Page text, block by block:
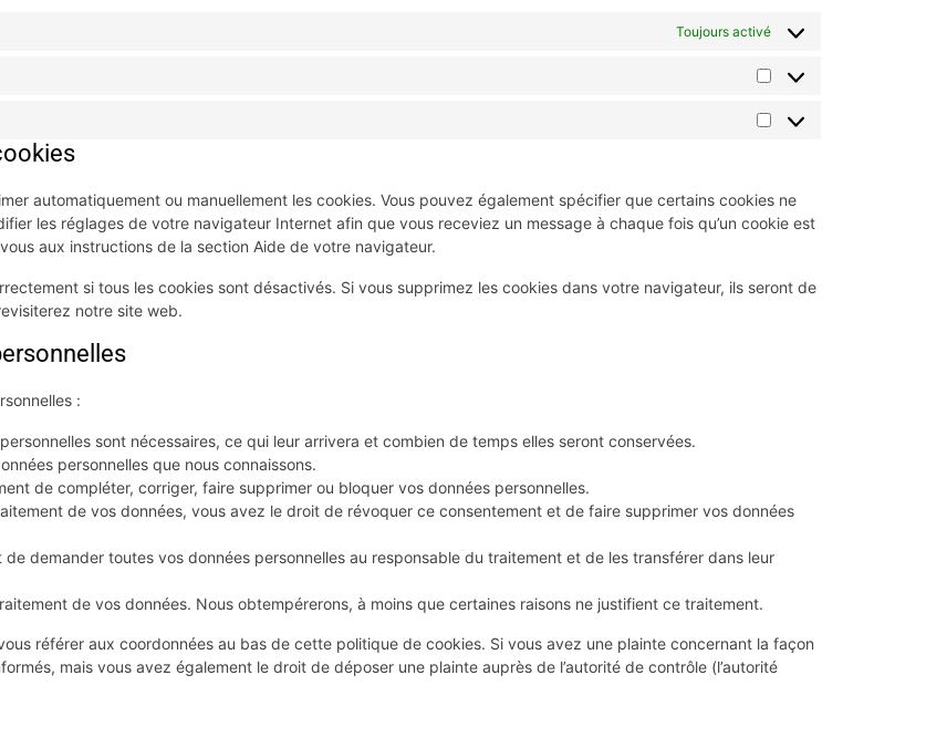
Toujours activé
automatiquement ou manuellement les cookies. Vous pouvez également spécifier que certains cookies ne
les réglages de votre navigateur Internet afin que vous receviez un message à chaque fois qu’un cookie est
aux instructions de la section Aide de votre navigateur.
si tous les cookies sont désactivés. Si vous supprimez les cookies dans votre navigateur, ils seront de
notre site web.
:
sont nécessaires, ce qui leur arrivera et combien de temps elles seront conservées.
personnelles que nous connaissons.
de compléter, corriger, faire supprimer ou bloquer vos données personnelles.
de vos données, vous avez le droit de révoquer ce consentement et de faire supprimer vos données
demander toutes vos données personnelles au responsable du traitement et de les transférer dans leur
de vos données. Nous obtempérerons, à moins que certaines raisons ne justifient ce traitement.
référer aux coordonnées au bas de cette politique de cookies. Si vous avez une plainte concernant la façon
mais vous avez également le droit de déposer une plainte auprès de l’autorité de contrôle (l’autorité